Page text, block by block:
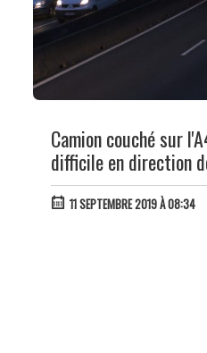
Camion couché sur
difficile en direction
11 SEPTEMBRE 2019 À 08:34